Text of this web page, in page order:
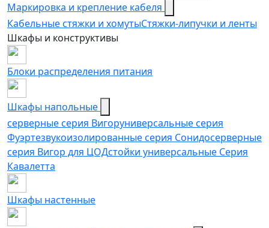
Маркировка и крепление кабеля
Кабельные стяжки и хомутыСтяжки-липучки и ленты
Шкафы и конструктивы
Блоки распределения питания
Шкафы напольные
серверные серия Вигоруниверсальные серия
Фуэртезвукоизолированные серия Сонидосерверные
серия Вигор для ЦОДстойки универсальные Серия
Кавалетта
Шкафы настенные